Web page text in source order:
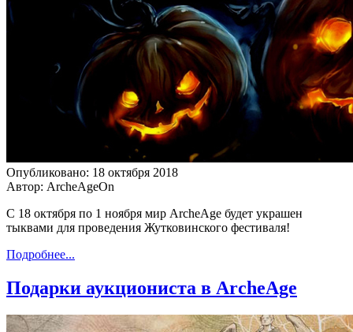
Опубликовано: 18 октября 2018
Автор: ArcheAgeOn
С 18 октября по 1 ноября мир ArcheAge будет украшен
тыквами для проведения Жутковинского фестиваля!
Подробнее...
Подарки аукциониста в ArcheAge